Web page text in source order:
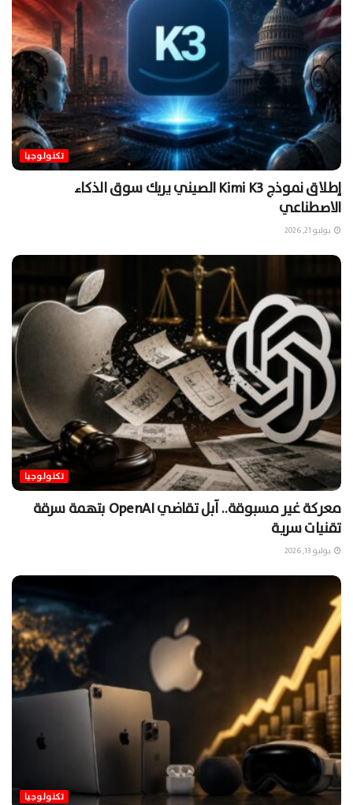
تكنولوجيا
إطلاق نموذج Kimi K3 الصيني يربك سوق الذكاء
الاصطناعي
يوليو 21, 2026
تكنولوجيا
معركة غير مسبوقة.. آبل تقاضي OpenAI بتهمة سرقة
تقنيات سرية
يوليو 13, 2026
تكنولوجيا